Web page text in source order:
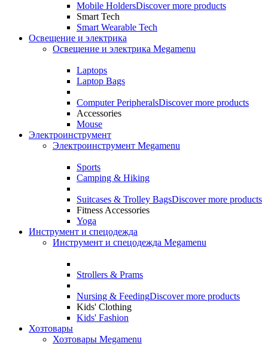
Mobile HoldersDiscover more products
Smart Tech
Smart Wearable Tech
Освещение и электрика
Освещение и электрика Megamenu
Laptops
Laptop Bags
Computer PeripheralsDiscover more products
Accessories
Mouse
Электроинструмент
Электроинструмент Megamenu
Sports
Camping & Hiking
Suitcases & Trolley BagsDiscover more products
Fitness Accessories
Yoga
Инструмент и спецодежда
Инструмент и спецодежда Megamenu
Strollers & Prams
Nursing & FeedingDiscover more products
Kids' Clothing
Kids' Fashion
Хозтовары
Хозтовары Megamenu